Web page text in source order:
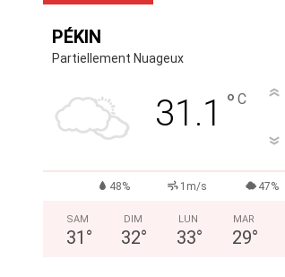
PÉKIN
Partiellement Nuageux
31.1 ° C
48% 1m/s 47%
SAM
31 °
DIM
32°
LUN
33°
MAR
29°